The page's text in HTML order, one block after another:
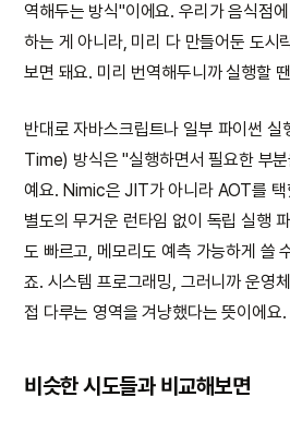
역해두는 방식"이에요. 우리가 음식점
하는 게 아니라, 미리 다 만들어둔 도시
보면 돼요. 미리 번역해두니까 실행할
반대로 자바스크립트나 일부 파이썬
Time) 방식은 "실행하면서 필요한 부
예요. Nimic은 JIT가 아니라 AOT를 택
별도의 무거운 런타임 없이 독립 실행
도 빠르고, 메모리도 예측 가능하게 쓸
죠. 시스템 프로그래밍, 그러니까 운영
접 다루는 영역을 겨냥했다는 뜻이에요.
비슷한 시도들과 비교해보면